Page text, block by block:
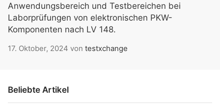
Anwendungsbereich und Testbereichen bei
Laborprüfungen von elektronischen PKW-
Komponenten nach LV 148.
17. Oktober, 2024 von testxchange
Beliebte Artikel